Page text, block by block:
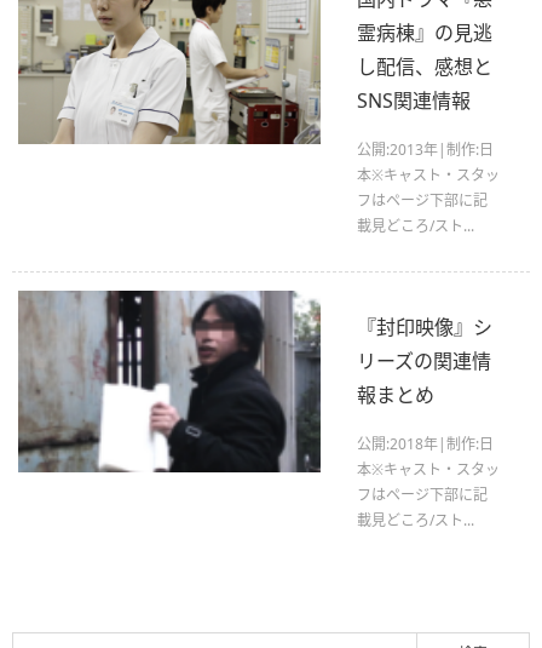
霊病棟』の見逃
し配信、感想と
SNS関連情報
公開:2013年|制作:日
本※キャスト・スタッ
フはページ下部に記
載見どころ/スト...
『封印映像』シ
リーズの関連情
報まとめ
公開:2018年|制作:日
本※キャスト・スタッ
フはページ下部に記
載見どころ/スト...